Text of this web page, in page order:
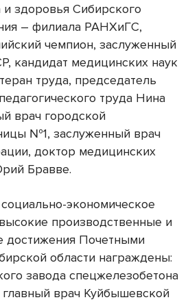
и здоровья Сибирского
– филиала РАНХиГС,
чемпион, заслуженный
кандидат медицинских наук
труда, председатель
труда Нина
врач городской
№1, заслуженный врач
доктор медицинских
Бравве.
экономическое
производственные и
достижения Почетными
области награждены:
завода спецжелезобетона
врач Куйбышевской